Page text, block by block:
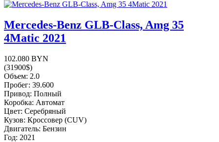
Mercedes-Benz GLB-Class, Amg 35
4Matic 2021
102.080 BYN
(31900$)
Объем: 2.0
Пробег: 39.600
Привод: Полный
Коробка: Автомат
Цвет: Серебряный
Кузов: Кроссовер (CUV)
Двигатель: Бензин
Год: 2021